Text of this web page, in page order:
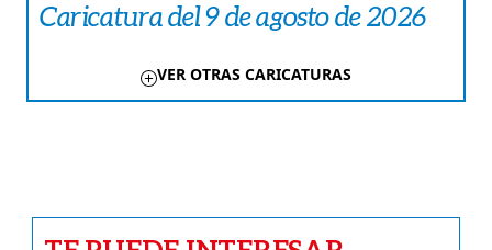
Caricatura del 9 de agosto de 2026
VER OTRAS CARICATURAS
MLB | Iván Herrera brilla con cuatro
imparables en victoria de San Luis